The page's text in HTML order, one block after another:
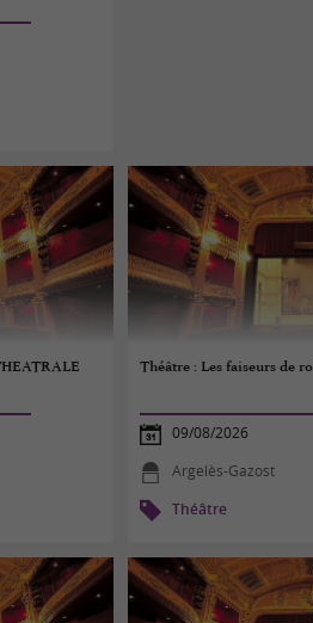
Théâtre : Les faiseurs de
09/08/2026
Argelès-Gazost
Théâtre